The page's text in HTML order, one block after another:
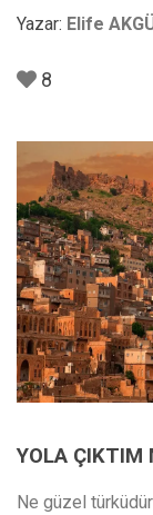
Yazar: Elife
8
YOLA ÇIKTIM
Ne güzel türküdür